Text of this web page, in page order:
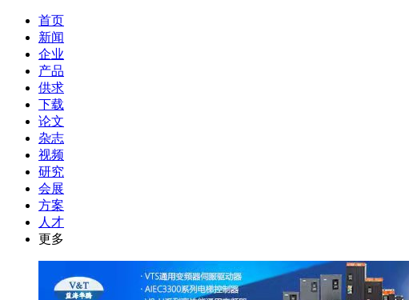
首页
新闻
企业
产品
供求
下载
论文
杂志
视频
研究
会展
方案
人才
更多